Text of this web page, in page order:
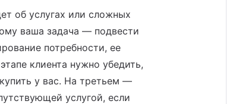
об услугах или сложных
ваша задача — подвести
потребности, ее
клиента нужно убедить,
у вас. На третьем —
услугой, если